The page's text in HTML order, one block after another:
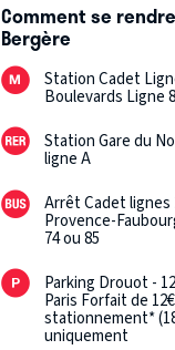
Comment se
Bergère
Station Cadet
Boulevards Ligne
Station Gare du
ligne A
Arrêt Cadet lignes
Provence-
74 ou 85
Parking Drouot -
Paris Forfait de
stationnement*
uniquement